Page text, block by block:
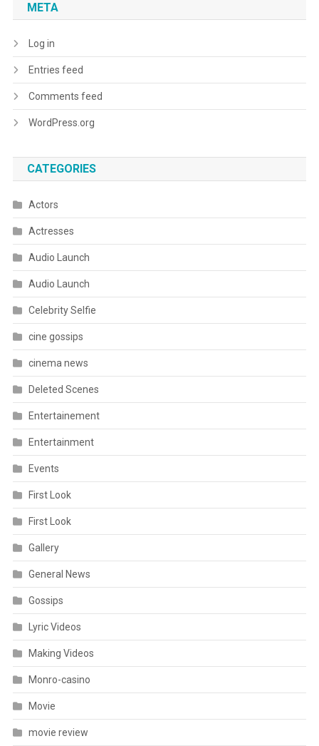
META
Log in
Entries feed
Comments feed
WordPress.org
CATEGORIES
Actors
Actresses
Audio Launch
Audio Launch
Celebrity Selfie
cine gossips
cinema news
Deleted Scenes
Entertainement
Entertainment
Events
First Look
First Look
Gallery
General News
Gossips
Lyric Videos
Making Videos
Monro-casino
Movie
movie review